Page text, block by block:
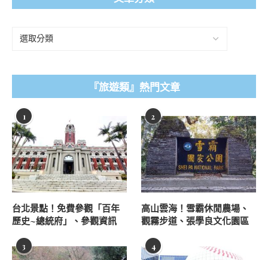
『旅遊類』熱門文章
1
台北景點！免費參觀「百年
歷史~總統府」、參觀資訊
2
高山雲海！雪霸休閒農場、
觀霧步道、張學良文化園區
3 4